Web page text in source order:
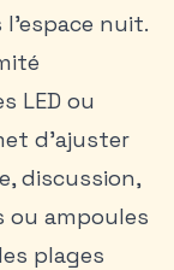
nuit.
LED ou
d’ajuster
discussion,
ou ampoules
plages